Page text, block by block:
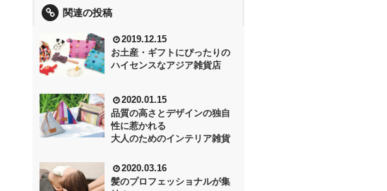
関連の投稿
2019.12.15
お土産・ギフトにぴったりの
ハイセンスなアジア雑貨店
2020.01.15
品質の高さとデザインの独自
性に惹かれる
大人のためのインテリア雑貨
2020.03.16
髪のプロフェッショナルが集